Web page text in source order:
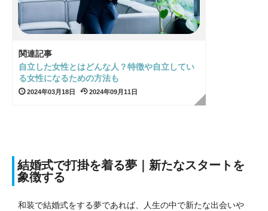
関連記事
自立した女性とはどんな人？特徴や自立してい
る女性になるための方法も
2024年03月18日 2024年09月11日
結婚式で打掛を着る夢｜新たなスタートを
象徴する
和装で結婚式をする夢であれば、人生の中で新たな出会いや